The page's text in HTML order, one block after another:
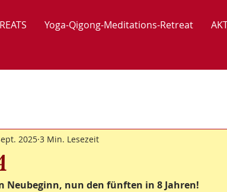
2025 3 Min. Lesezeit
Neubeginn, nun den fünften in 8 Jahren!
Yoga-Qigong-Meditations-Retreat